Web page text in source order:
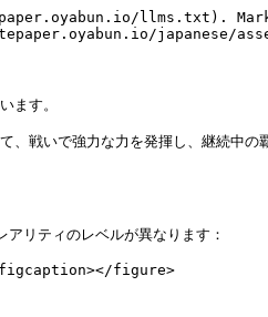
llms.txt).
japanese/
ます。
戦いで強力な力を発揮し、継続中
リティのレベルが異なります：
figure>